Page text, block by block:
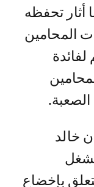
أثار تحفظه
المحامين
الصعبة.
خالد
بإخضاع